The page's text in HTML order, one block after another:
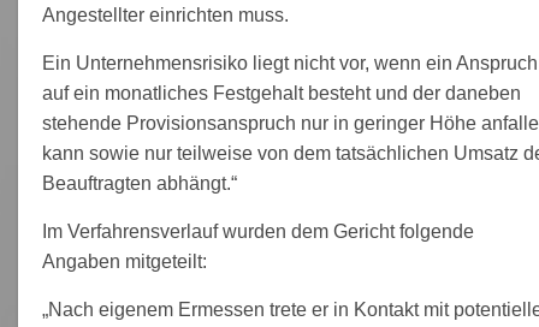
Angestellter einrichten muss.
Ein Unternehmensrisiko liegt nicht vor, wenn ein Anspruch
auf ein monatliches Festgehalt besteht und der daneben
stehende Provisionsanspruch nur in geringer Höhe
kann sowie nur teilweise von dem tatsächlichen Umsatz
Beauftragten abhängt.“
Im Verfahrensverlauf wurden dem Gericht folgende
Angaben mitgeteilt:
„Nach eigenem Ermessen trete er in Kontakt mit